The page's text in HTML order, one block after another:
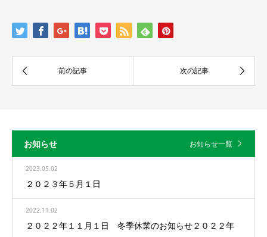
お知らせ お知らせ一覧
2023.05.02
２０２３年５月１日
2022.11.02
２０２２年１１月１日 冬季休業のお知らせ２０２２年